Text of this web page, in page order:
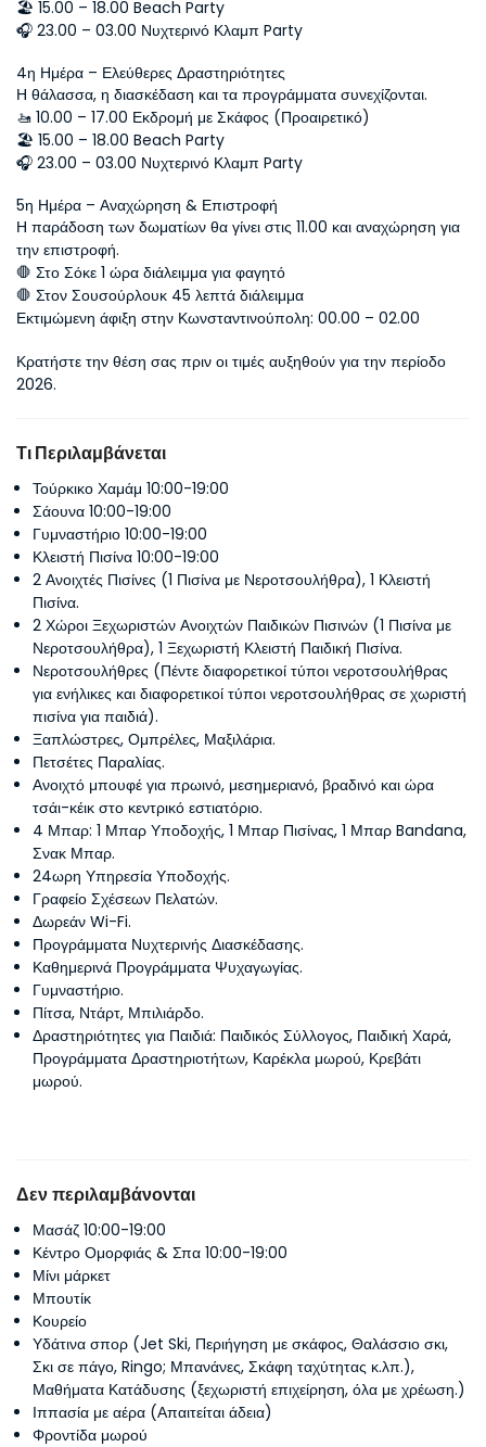
🏖 15.00 – 18.00 Beach Party
🎧 23.00 – 03.00 Νυχτερινό Κλαμπ Party
4η Ημέρα – Ελεύθερες Δραστηριότητες
Η θάλασσα, η διασκέδαση και τα προγράμματα συνεχίζονται.
🚤 10.00 – 17.00 Εκδρομή με Σκάφος (Προαιρετικό)
🏖 15.00 – 18.00 Beach Party
🎧 23.00 – 03.00 Νυχτερινό Κλαμπ Party
5η Ημέρα – Αναχώρηση & Επιστροφή
Η παράδοση των δωματίων θα γίνει στις 11.00 και αναχώρηση για
την επιστροφή.
🛑 Στο Σόκε 1 ώρα διάλειμμα για φαγητό
🛑 Στον Σουσούρλουκ 45 λεπτά διάλειμμα
Εκτιμώμενη άφιξη στην Κωνσταντινούπολη: 00.00 – 02.00
Κρατήστε την θέση σας πριν οι τιμές αυξηθούν για την περίοδο
2026.
Τι Περιλαμβάνεται
Τούρκικο Χαμάμ 10:00-19:00
Σάουνα 10:00-19:00
Γυμναστήριο 10:00-19:00
Κλειστή Πισίνα 10:00-19:00
2 Ανοιχτές Πισίνες (1 Πισίνα με Νεροτσουλήθρα), 1 Κλειστή
Πισίνα.
2 Χώροι Ξεχωριστών Ανοιχτών Παιδικών Πισινών (1 Πισίνα με
Νεροτσουλήθρα), 1 Ξεχωριστή Κλειστή Παιδική Πισίνα.
Νεροτσουλήθρες (Πέντε διαφορετικοί τύποι νεροτσουλήθρας
για ενήλικες και διαφορετικοί τύποι νεροτσουλήθρας σε χωριστή
πισίνα για παιδιά).
Ξαπλώστρες, Ομπρέλες, Μαξιλάρια.
Πετσέτες Παραλίας.
Ανοιχτό μπουφέ για πρωινό, μεσημεριανό, βραδινό και ώρα
τσάι-κέικ στο κεντρικό εστιατόριο.
4 Μπαρ: 1 Μπαρ Υποδοχής, 1 Μπαρ Πισίνας, 1 Μπαρ Bandana,
Σνακ Μπαρ.
24ωρη Υπηρεσία Υποδοχής.
Γραφείο Σχέσεων Πελατών.
Δωρεάν Wi-Fi.
Προγράμματα Νυχτερινής Διασκέδασης.
Καθημερινά Προγράμματα Ψυχαγωγίας.
Γυμναστήριο.
Πίτσα, Ντάρτ, Μπιλιάρδο.
Δραστηριότητες για Παιδιά: Παιδικός Σύλλογος, Παιδική Χαρά,
Προγράμματα Δραστηριοτήτων, Καρέκλα μωρού, Κρεβάτι
μωρού.
Δεν περιλαμβάνονται
Μασάζ 10:00-19:00
Κέντρο Ομορφιάς & Σπα 10:00-19:00
Μίνι μάρκετ
Μπουτίκ
Κουρείο
Υδάτινα σπορ (Jet Ski, Περιήγηση με σκάφος, Θαλάσσιο σκι,
Σκι σε πάγο, Ringo; Μπανάνες, Σκάφη ταχύτητας κ.λπ.),
Μαθήματα Κατάδυσης (ξεχωριστή επιχείρηση, όλα με χρέωση.)
Ιππασία με αέρα (Απαιτείται άδεια)
Φροντίδα μωρού